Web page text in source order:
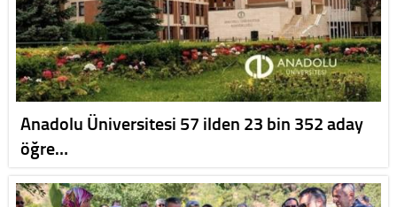
Anadolu Üniversitesi 57 ilden 23 bin 352 aday
öğre…